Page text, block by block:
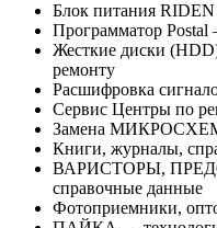
Блок питания
Программатор Postal
Жесткие диски
ремонту
Расшифровка
Сервис Центры по
Замена МИКРОСХЕМ
Книги, журналы,
ВАРИСТОРЫ,
справочные данные
Фотоприемники,